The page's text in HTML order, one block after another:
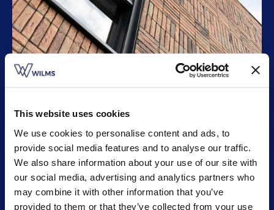
This website uses cookies
We use cookies to personalise content and ads, to
provide social media features and to analyse our traffic.
We also share information about your use of our site with
our social media, advertising and analytics partners who
may combine it with other information that you’ve
provided to them or that they’ve collected from your use
Références